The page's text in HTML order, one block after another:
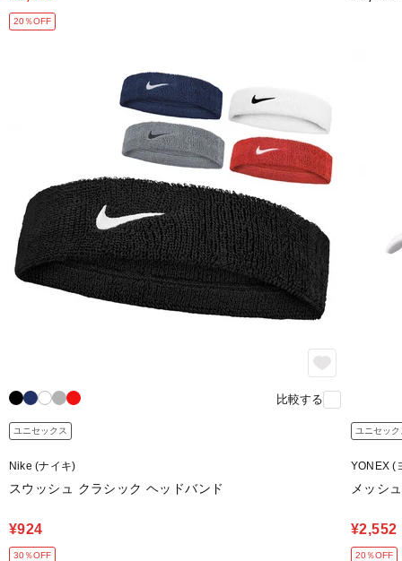
20％OFF
比較する
ユニセックス
Nike (ナイキ)
スウッシュ クラシック ヘッドバンド
¥924
30％OFF
ユニセック
YONEX (
メッシ
¥2,552
20％OFF